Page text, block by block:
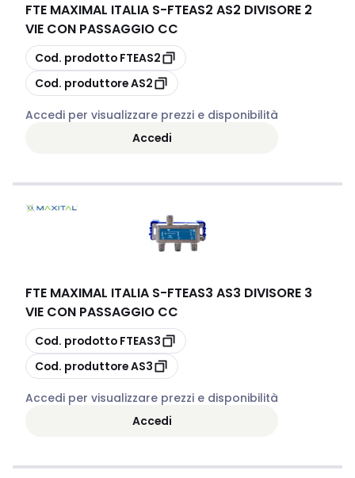
FTE MAXIMAL ITALIA S-FTEAS2 AS2 DIVISORE 2
VIE CON PASSAGGIO CC
copia
Cod. prodotto FTEAS2
copia
Cod. produttoreAS2
Accedi per visualizzare prezzi e disponibilità
Accedi
FTE MAXIMAL ITALIA S-FTEAS3 AS3 DIVISORE 3
VIE CON PASSAGGIO CC
copia
Cod. prodotto FTEAS3
copia
Cod. produttoreAS3
Accedi per visualizzare prezzi e disponibilità
Accedi